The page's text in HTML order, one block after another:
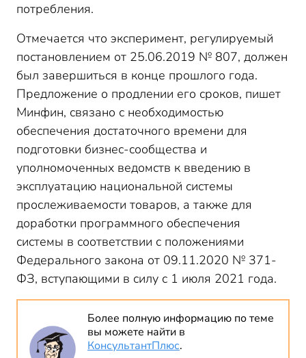
потребления.
Отмечается что эксперимент, регулируемый
постановлением от 25.06.2019 № 807, должен
был завершиться в конце прошлого года.
Предложение о продлении его сроков, пишет
Минфин, связано с необходимостью
обеспечения достаточного времени для
подготовки бизнес-сообщества и
уполномоченных ведомств к введению в
эксплуатацию национальной системы
прослеживаемости товаров, а также для
доработки программного обеспечения
системы в соответствии с положениями
Федерального закона от 09.11.2020 № 371-
ФЗ, вступающими в силу с 1 июля 2021 года.
Более полную информацию по теме
вы можете найти в
КонсультантПлюс.